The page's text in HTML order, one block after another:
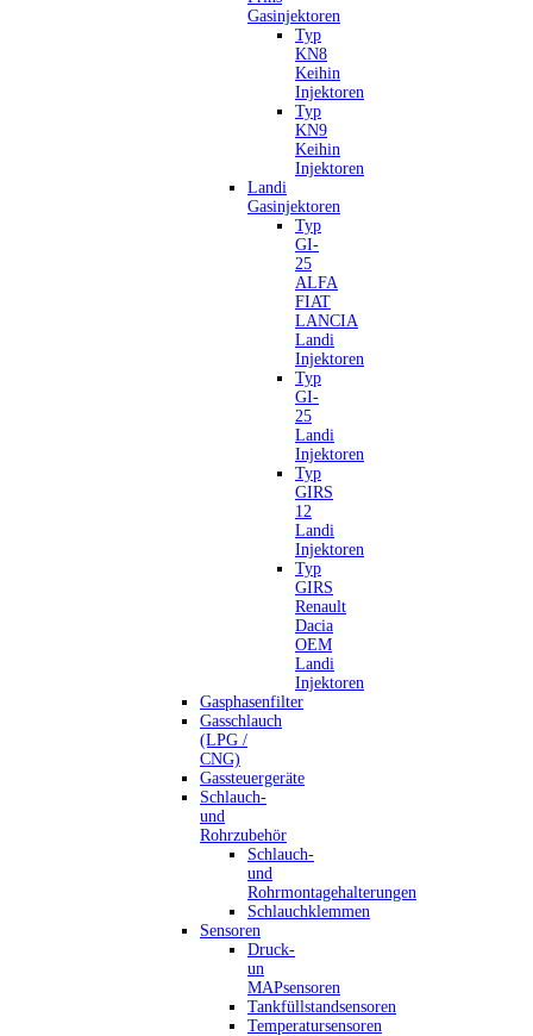
Gasinjektoren
Typ
KN8
Keihin
Injektoren
Typ
KN9
Keihin
Injektoren
Landi
Gasinjektoren
Typ
GI-
25
ALFA
FIAT
LANCIA
Landi
Injektoren
Typ
GI-
25
Landi
Injektoren
Typ
GIRS
12
Landi
Injektoren
Typ
GIRS
Renault
Dacia
OEM
Landi
Injektoren
Gasphasenfilter
Gasschlauch
(LPG /
CNG)
Gassteuergeräte
Schlauch-
und
Rohrzubehör
Schlauch-
und
Rohrmontagehalterungen
Schlauchklemmen
Sensoren
Druck-
un
MAPsensoren
Tankfüllstandsensoren
Temperatursensoren